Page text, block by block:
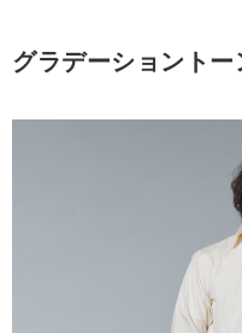
グラデーショント